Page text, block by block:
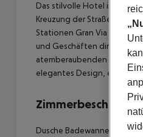
Das stilvolle Hotel im
Kreuzung der Straßen
Stationen Gran Via und
und Geschäften direkt vor
atemberaubenden Blick auf
elegantes Design, eine
Dusche Badewanne